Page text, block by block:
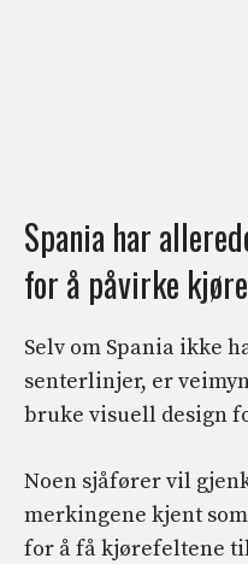
Spania har
for å påvirke
Selv om Spania ikke
senterlinjer, er
bruke visuell design
Noen sjåfører vil
merkingene kjent
for å få kjørefeltene